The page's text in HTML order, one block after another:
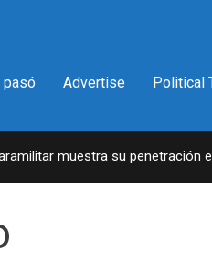
pasó Advertise Political
muestra su penetración en